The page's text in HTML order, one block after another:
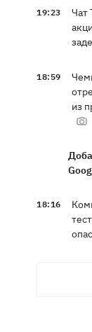
19:23
Чат
18:59
из
18:16
В